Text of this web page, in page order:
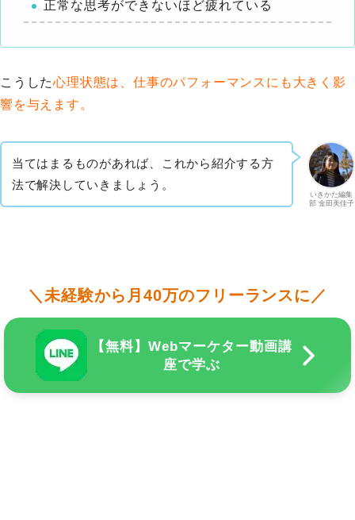
正常な思考ができないほど疲れている
こうした心理状態は、仕事のパフォーマンスにも大きく影
響を与えます。
いきかた編集
部 金田美佳子
当てはまるものがあれば、これから紹介する方
法で解決していきましょう。
＼未経験から月40万のフリーランスに／
【無料】Webマーケター動画講
座で学ぶ